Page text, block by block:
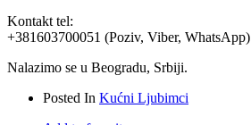
Kontakt tel:
+381603700051 (Poziv, Viber, WhatsApp)
Nalazimo se u Beogradu, Srbiji.
Posted In Kućni Ljubimci